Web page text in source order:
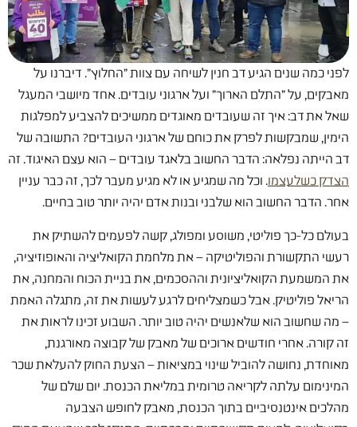
לפני כמה שנים הגיע דב חנין לשיחה עם צוות "החלוץ". דיברנו על
מאבקים, על "התלם הארוך" ועל ארגוני עובדים. אחד מיושבי המעגל
שאל את דב: איך זה שעובדים מאוגדים ממשיכים להצביע למפלגות
הימין, שמבקשות לפרק את כוחם של ארגוני העובדים? התשובה של
דב הייתה נפלאה: הדבר החשוב בלאגד עובדים – הוא עצם האיגוד. זה
הצדק כשלעצמו. וכל מה שמגיע או לא מגיע מעבר לכך, זה כבר עניין
אחר. הדבר החשוב הוא שלבני ובנות אדם יהיה יותר טוב בחיים.
בעולם כל-כך פוליטי, משוסע ומפולג, קשה לפעמים להשתיק את
רעשי התקשורת והפוליטיקה – את מלחמת הקואליציה והאופוזיציה,
את המשמעת הקואליציונית וההסכמים, את בניית הכוח והמחנה, את
הריאל פוליטיק. אבל כשמצליחים לרגע לעשות את זה, מתגלה האמת
– מה שחשוב הוא שלאנשים יהיה טוב יותר. השבוע זכינו לראות את
זה קורה. אחרי חודשים ארוכים של מאבק של קבוצה מאורגנת,
מאוחדת, נחושה להוביל שינוי במציאות – הצעת החוק להעלאת שכר
המינימום עלתה לקריאה טרומית במליאת הכנסת. יום שלם של
מהלכים אינטנסיביים בתוך הכנסת, מאבק לחופש הצבעה